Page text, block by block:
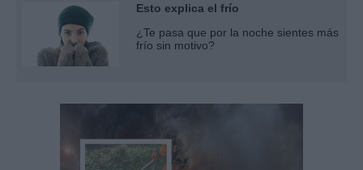
Esto explica el frío
¿Te pasa que por la noche sientes más
frío sin motivo?